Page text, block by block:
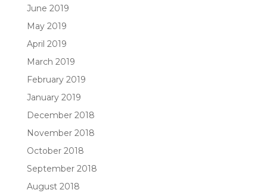
June 2019
May 2019
April 2019
March 2019
February 2019
January 2019
December 2018
November 2018
October 2018
September 2018
August 2018